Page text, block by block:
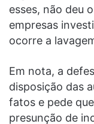
esses, não deu
empresas
ocorre a
Em nota, a
disposição das
fatos e pede
presunção de